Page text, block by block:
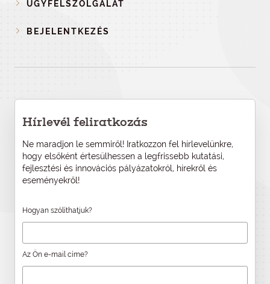
ÜGYFÉLSZOLGÁLAT
BEJELENTKEZÉS
Hírlevél feliratkozás
Ne maradjon le semmiről! Iratkozzon fel hírlevelünkre,
hogy elsőként értesülhessen a legfrissebb kutatási,
fejlesztési és innovációs pályázatokról, hírekről és
eseményekről!
Hogyan szólíthatjuk?
Az Ön e-mail címe?